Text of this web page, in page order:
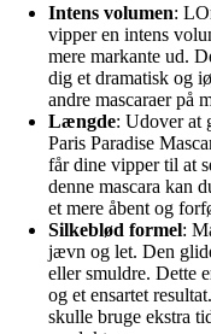
Intens volumen:
vipper en intens
mere markante ud.
dig et dramatisk og
andre mascaraer på
Længde: Udover at
Paris Paradise
får dine vipper til at
denne mascara kan
et mere åbent og
Silkeblød formel:
jævn og let. Den
eller smuldre. Dette
og et ensartet
skulle bruge ekstra